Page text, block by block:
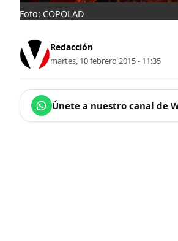
Foto: COPOLAD
Redacción
martes, 10 febrero 2015 - 11:35
Únete a nuestro canal de